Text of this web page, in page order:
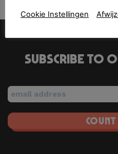
Subscribe to
Cookie Instellingen